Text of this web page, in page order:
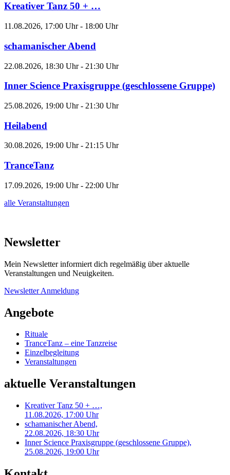
Kreativer Tanz 50 + …
11.08.2026, 17:00 Uhr - 18:00 Uhr
schamanischer Abend
22.08.2026, 18:30 Uhr - 21:30 Uhr
Inner Science Praxisgruppe (geschlossene Gruppe)
25.08.2026, 19:00 Uhr - 21:30 Uhr
Heilabend
30.08.2026, 19:00 Uhr - 21:15 Uhr
TranceTanz
17.09.2026, 19:00 Uhr - 22:00 Uhr
alle Veranstaltungen
Newsletter
Mein Newsletter informiert dich regelmäßig über aktuelle
Veranstaltungen und Neuigkeiten.
Newsletter Anmeldung
Angebote
Rituale
TranceTanz – eine Tanzreise
Einzelbegleitung
Veranstaltungen
aktuelle Veranstaltungen
Kreativer Tanz 50 + …,
11.08.2026, 17:00 Uhr
schamanischer Abend,
22.08.2026, 18:30 Uhr
Inner Science Praxisgruppe (geschlossene Gruppe),
25.08.2026, 19:00 Uhr